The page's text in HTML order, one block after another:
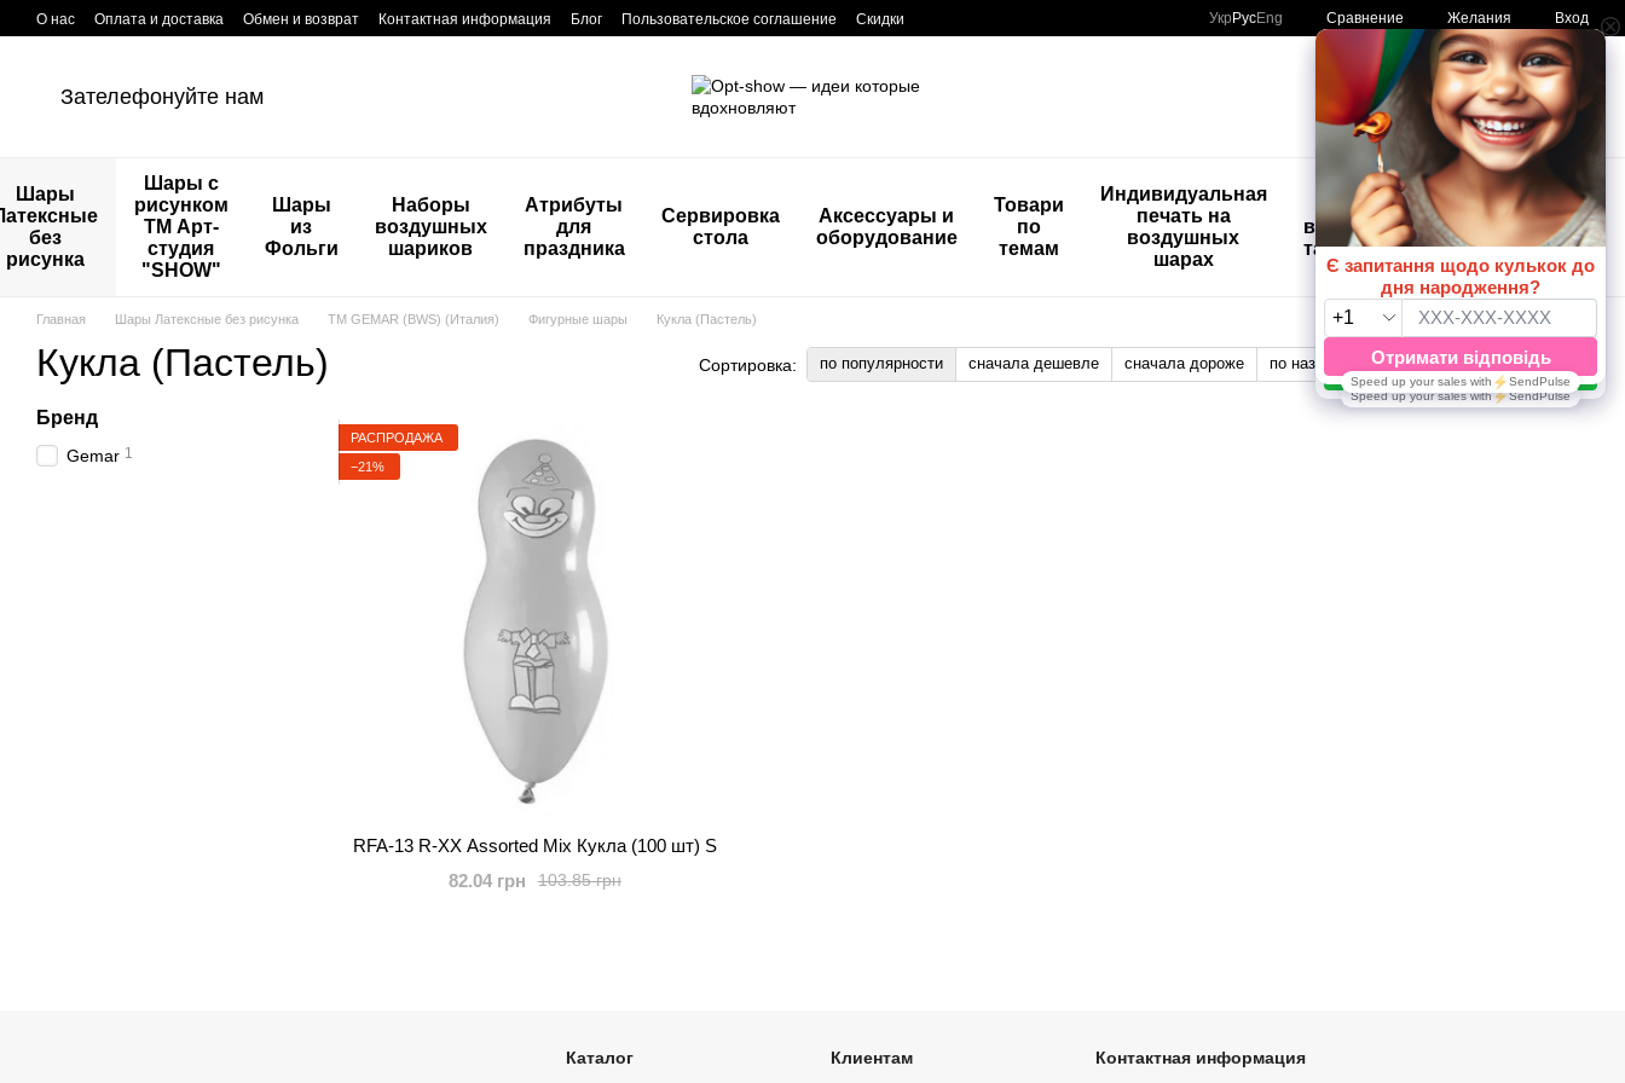
Перейти к основному контенту
О нас Оплата и доставка Обмен и возврат Контактная информация Блог Пользовательское соглашение Скидки Укр РусEng Сравнение Желания Вход
Зателефонуйте нам Мой заказ
Шары
без
рисунка
Шары с
рисунком
ТМ Арт-
студия
"SHOW"
Шары
из
Фольги
Наборы
воздушных
шариков
Атрибуты
для
праздника
Сервировка
стола
Аксессуары и
оборудование
Товари
по
темам
Индивидуальная
печать на
воздушных
шарах
Детские
временные
татуировки
🚨🚨🚨
Распродажа
Шары с
рисунком
😀🎈
Главная Шары Латексные без рисунка ТМ GEMAR (BWS) (Италия) Фигурные шары Кукла (Пастель)
Кукла (Пастель) Сортировка: по популярности сначала дешевле сначала дороже по названию Отображение:
РАСПРОДАЖА
−21%
RFA-13 R-XX Assorted Mix Кукла (100 шт) S
103.85 грн
82.04 грн
Бренд
Gemar 1
Каталог Клиентам Контактная информация